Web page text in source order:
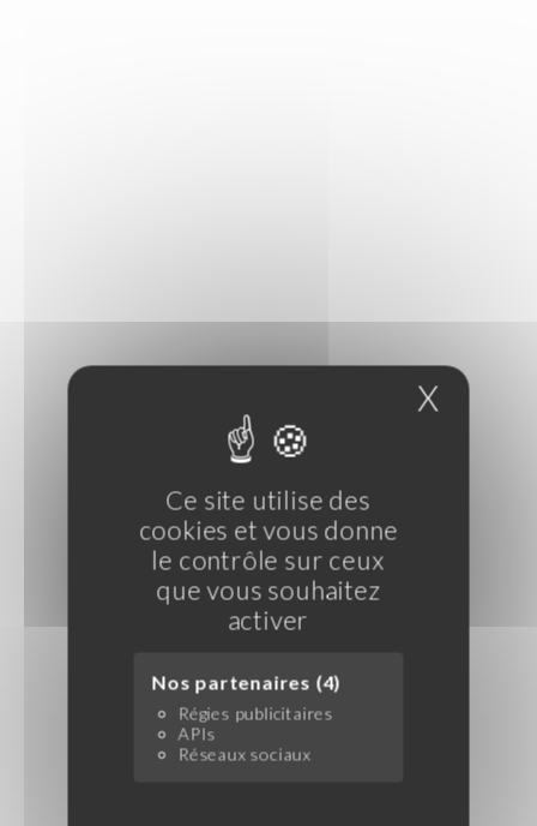
Ce site utilise des
cookies et vous donne
le contrôle sur ceux
que vous souhaitez
activer
Nos partenaires (4)
Régies publicitaires
APIs
Réseaux sociaux
X